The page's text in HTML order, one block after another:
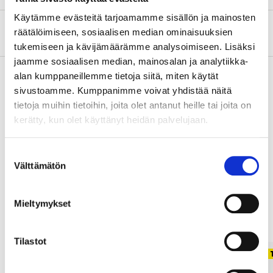
Käytämme evästeitä tarjoamamme sisällön ja mainosten
räätälöimiseen, sosiaalisen median ominaisuuksien
tukemiseen ja kävijämäärämme analysoimiseen. Lisäksi
jaamme sosiaalisen median, mainosalan ja analytiikka-
alan kumppaneillemme tietoja siitä, miten käytät
sivustoamme. Kumppanimme voivat yhdistää näitä
tietoja muihin tietoihin, joita olet antanut heille tai joita on
kerätty, kun olet käyttänyt heidän palvelujaan.
valinta
Välttämätön
Mieltymykset
Tilastot
Tietoa valmistajasta
Osta & Nouda
Osta verkosta ja nouda tavaratalosta jo 2 tunnin kuluttua!
Muut asiakkaat ostivat myös